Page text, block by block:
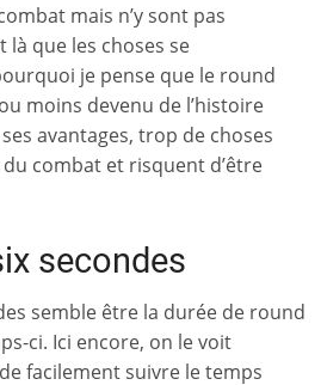
mais n’y sont pas
là que les choses se
je pense que le round
moins devenu de l’histoire
avantages, trop de choses
du combat et risquent d’être
secondes
semble être la durée de round
ci. Ici encore, on le voit
facilement suivre le temps